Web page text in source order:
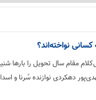
نواخته‌اند؟
مقام سال تحویل را بارها
دهکردی نوازنده سُرنا و